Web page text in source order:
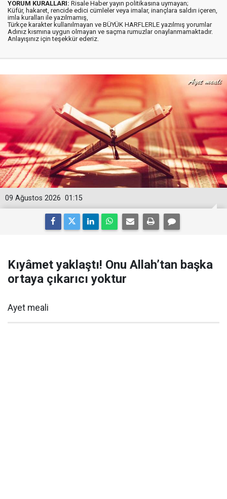
YORUM KURALLARI: Risale Haber yayın politikasına uymayan;
Küfür, hakaret, rencide edici cümleler veya imalar, inançlara saldırı içeren,
imla kuralları ile yazılmamış,
Türkçe karakter kullanılmayan ve BÜYÜK HARFLERLE yazılmış yorumlar
Adınız kısmına uygun olmayan ve saçma rumuzlar onaylanmamaktadır.
Anlayışınız için teşekkür ederiz.
01:15
09 Ağustos 2026
Kıyâmet yaklaştı! Onu Allah’tan başka
ortaya çıkarıcı yoktur
Ayet meali